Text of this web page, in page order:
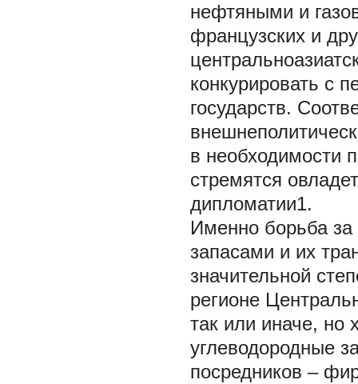
нефтяными и
французских и
конкурировать с
государств.
в необходимости
стремятся
дипломатии1.
Именно борьба
запасами и их
значительной
регионе
так или иначе, но
углеводородные
посредников –